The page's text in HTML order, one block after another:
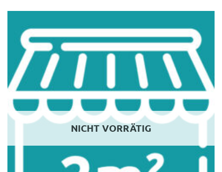
NICHT VORRÄTIG